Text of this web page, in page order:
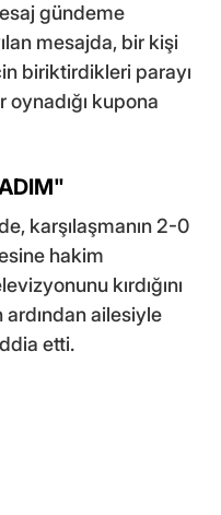
gündeme
mesajda, bir kişi
biriktirdikleri parayı
kupona
karşılaşmanın 2-0
hakim
kırdığını
ardından ailesiyle
etti.